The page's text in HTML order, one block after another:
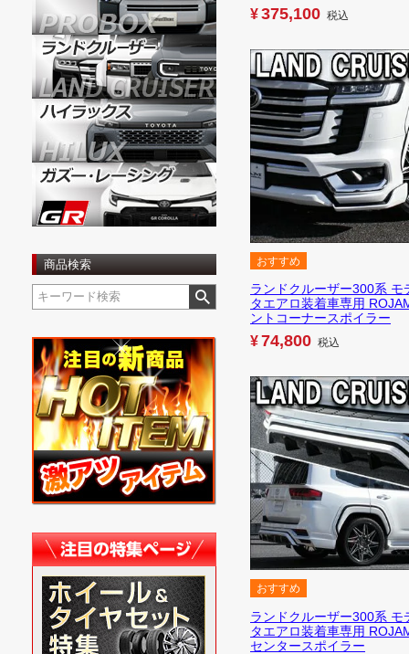
商品検索
¥375,100 税込
おすすめ
ランドクルーザー300系 モ
タエアロ装着車専用
ントコーナースポイラー
¥74,800 税込
おすすめ
ランドクルーザー300系 モ
タエアロ装着車専用
センタースポイラー